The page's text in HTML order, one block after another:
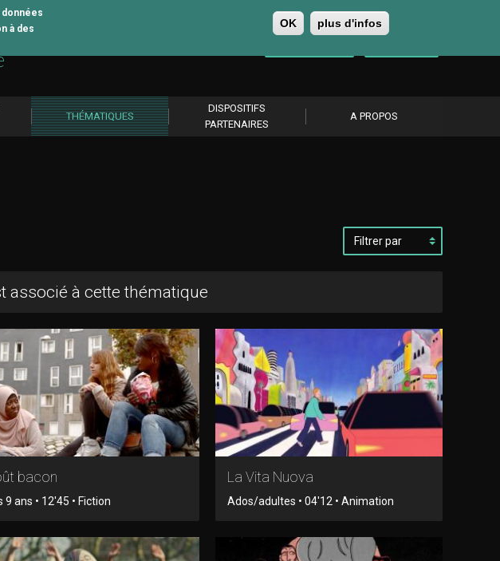
à des
OK plus d'infos
THÉMATIQUES
DISPOSITIFS
PARTENAIRES
A PROPOS
par
associé à cette thématique
bacon
9 ans • 12'45 • Fiction
La Vita Nuova
Ados/adultes • 04'12 • Animation